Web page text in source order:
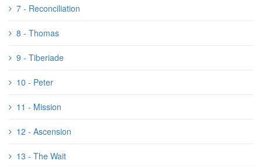
7 - Reconciliation
8 - Thomas
9 - Tiberiade
10 - Peter
11 - Mission
12 - Ascension
13 - The Wait